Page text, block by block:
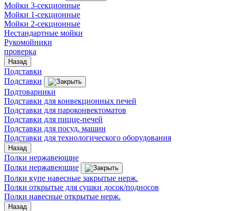
Мойки 3-секционные
Мойки 1-секционные
Мойки 2-секционные
Нестандартные мойки
Рукомойники
проверка
Назад
Подставки
Подставки
Подтоварники
Подставки для конвекционных печей
Подставки для пароконвектоматов
Подставки для пицце-печей
Подставки для посуд. машин
Подставки для технологического оборудования
Назад
Полки нержавеющие
Полки нержавеющие
Полки купе навесные закрытые нерж.
Полки открытые для сушки досок/подносов
Полки навесные открытые нерж.
Назад